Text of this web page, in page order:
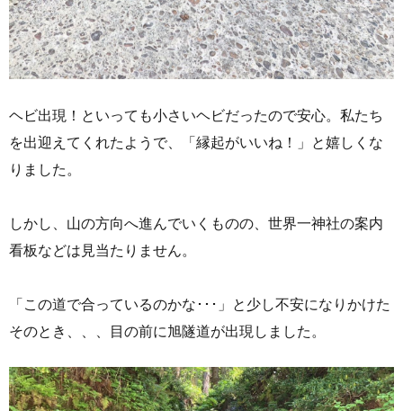
ヘビ出現！といっても小さいヘビだったので安心。私たち
を出迎えてくれたようで、「縁起がいいね！」と嬉しくな
りました。
しかし、山の方向へ進んでいくものの、世界一神社の案内
看板などは見当たりません。
「この道で合っているのかな･･･」と少し不安になりかけた
そのとき、、、目の前に旭隧道が出現しました。